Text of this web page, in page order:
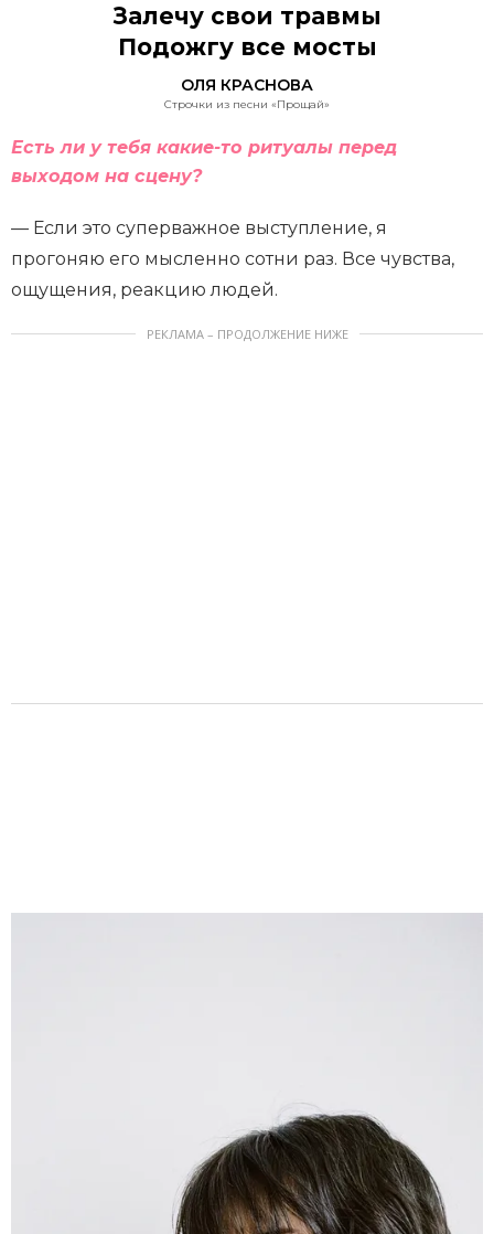
Залечу свои травмы
Подожгу все мосты
ОЛЯ КРАСНОВА
Строчки из песни «Прощай»
Есть ли у тебя какие-то ритуалы перед
выходом на сцену?
— Если это суперважное выступление, я
прогоняю его мысленно сотни раз. Все чувства,
ощущения, реакцию людей.
РЕКЛАМА – ПРОДОЛЖЕНИЕ НИЖЕ